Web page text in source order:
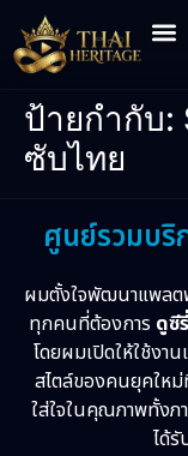
ป้ายกำกับ:
ซับไทย
ศูนย์รวมบริ
ผมตั้งใจพัฒนาแพลต
ทุกคนที่ต้องการ ดูซี
โดยผมเปิดให้ใช้งา
สไตล์ของคนยุคใหม่
ใส่ใจในคุณภาพทั้งภ
ได้